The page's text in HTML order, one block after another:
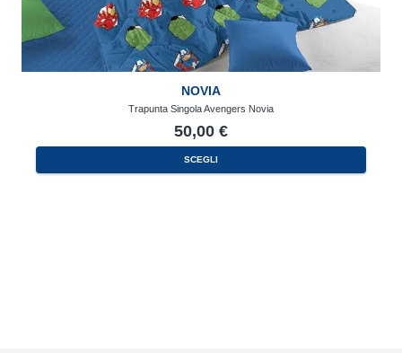
NOVIA
Trapunta Singola Avengers Novia
50,00 €
SCEGLI